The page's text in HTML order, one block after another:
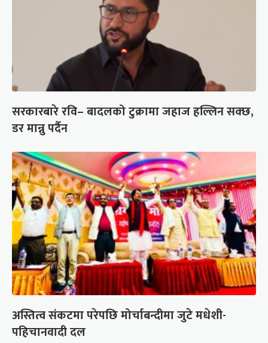
सरकारबारे रवि– बादलको टुक्रामा जहाज हल्लिन सक्छ,
डर मान्नु पर्दैन
अस्तित्व संकटमा परेपछि मोर्चाबन्दीमा जुटे मधेशी-
पहिचानवादी दल